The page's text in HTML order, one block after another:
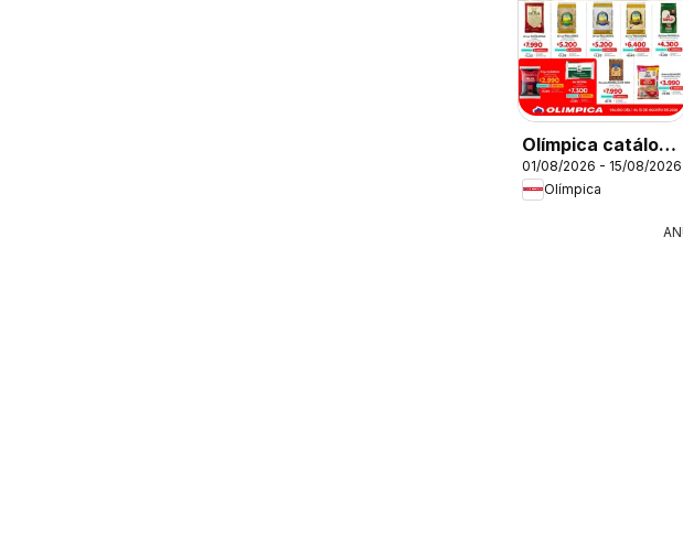
Olímpica catálogo
Más puntos, más
ahorro
01/08/2026 - 15/08/2026
Olímpica